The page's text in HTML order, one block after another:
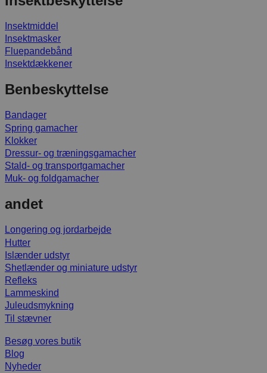
Insektmiddel
Insektmasker
Fluepandebånd
Insektdækkener
Benbeskyttelse
Bandager
Spring gamacher
Klokker
Dressur- og træningsgamacher
Stald- og transportgamacher
Muk- og foldgamacher
andet
Longering og jordarbejde
Hutter
Islænder udstyr
Shetlænder og miniature udstyr
Refleks
Lammeskind
Juleudsmykning
Til stævner
Besøg vores butik
Blog
Nyheder